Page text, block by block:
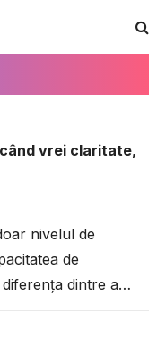
vrei claritate,
nivelul de
de
dintre a